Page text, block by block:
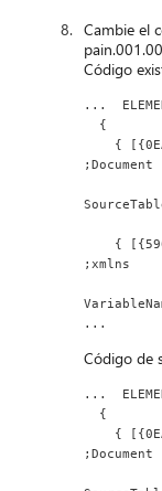
Cambie el
Código
...
  {
;xmlns
...
Código de
...
  {